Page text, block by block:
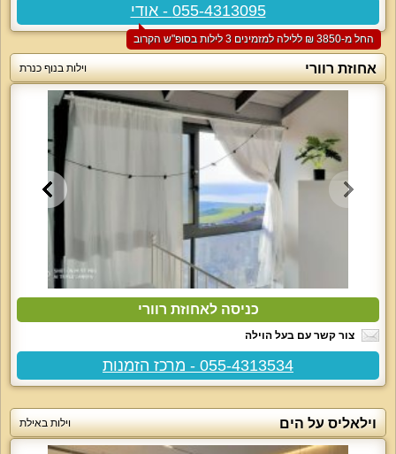
055-4313095 - אודי
החל מ-‏3850 ₪ ללילה למזמינים 3 לילות בסופ"ש הקרוב
אחוזת רוורי וילות בנוף כנרת
כניסה לאחוזת רוורי
צור קשר עם בעל הוילה
055-4313534 - מרכז הזמנות
וילאליס על הים וילות באילת